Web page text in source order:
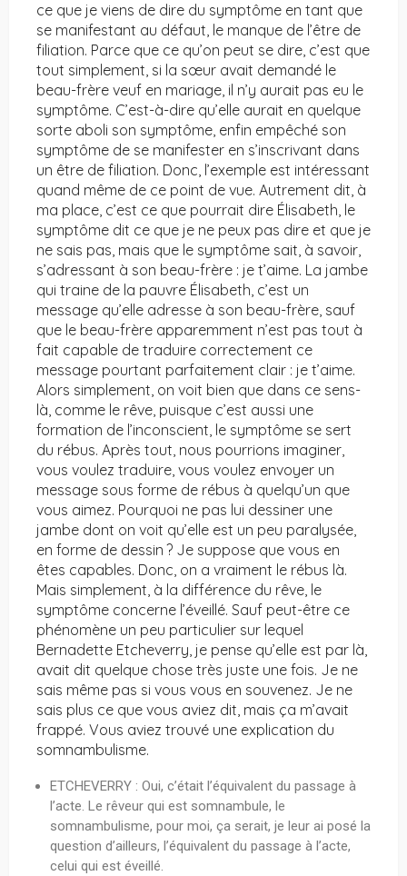
ce que je viens de dire du symptôme en tant que
se manifestant au défaut, le manque de l’être de
filiation. Parce que ce qu’on peut se dire, c’est que
tout simplement, si la sœur avait demandé le
beau-frère veuf en mariage, il n’y aurait pas eu le
symptôme. C’est-à-dire qu’elle aurait en quelque
sorte aboli son symptôme, enfin empêché son
symptôme de se manifester en s’inscrivant dans
un être de filiation. Donc, l’exemple est intéressant
quand même de ce point de vue. Autrement dit, à
ma place, c’est ce que pourrait dire Élisabeth, le
symptôme dit ce que je ne peux pas dire et que je
ne sais pas, mais que le symptôme sait, à savoir,
s’adressant à son beau-frère : je t’aime. La jambe
qui traine de la pauvre Élisabeth, c’est un
message qu’elle adresse à son beau-frère, sauf
que le beau-frère apparemment n’est pas tout à
fait capable de traduire correctement ce
message pourtant parfaitement clair : je t’aime.
Alors simplement, on voit bien que dans ce sens-
là, comme le rêve, puisque c’est aussi une
formation de l’inconscient, le symptôme se sert
du rébus. Après tout, nous pourrions imaginer,
vous voulez traduire, vous voulez envoyer un
message sous forme de rébus à quelqu’un que
vous aimez. Pourquoi ne pas lui dessiner une
jambe dont on voit qu’elle est un peu paralysée,
en forme de dessin ? Je suppose que vous en
êtes capables. Donc, on a vraiment le rébus là.
Mais simplement, à la différence du rêve, le
symptôme concerne l’éveillé. Sauf peut-être ce
phénomène un peu particulier sur lequel
Bernadette Etcheverry, je pense qu’elle est par là,
avait dit quelque chose très juste une fois. Je ne
sais même pas si vous vous en souvenez. Je ne
sais plus ce que vous aviez dit, mais ça m’avait
frappé. Vous aviez trouvé une explication du
somnambulisme.
ETCHEVERRY : Oui, c’était l’équivalent du passage à
l’acte. Le rêveur qui est somnambule, le
somnambulisme, pour moi, ça serait, je leur ai posé la
question d’ailleurs, l’équivalent du passage à l’acte,
celui qui est éveillé.